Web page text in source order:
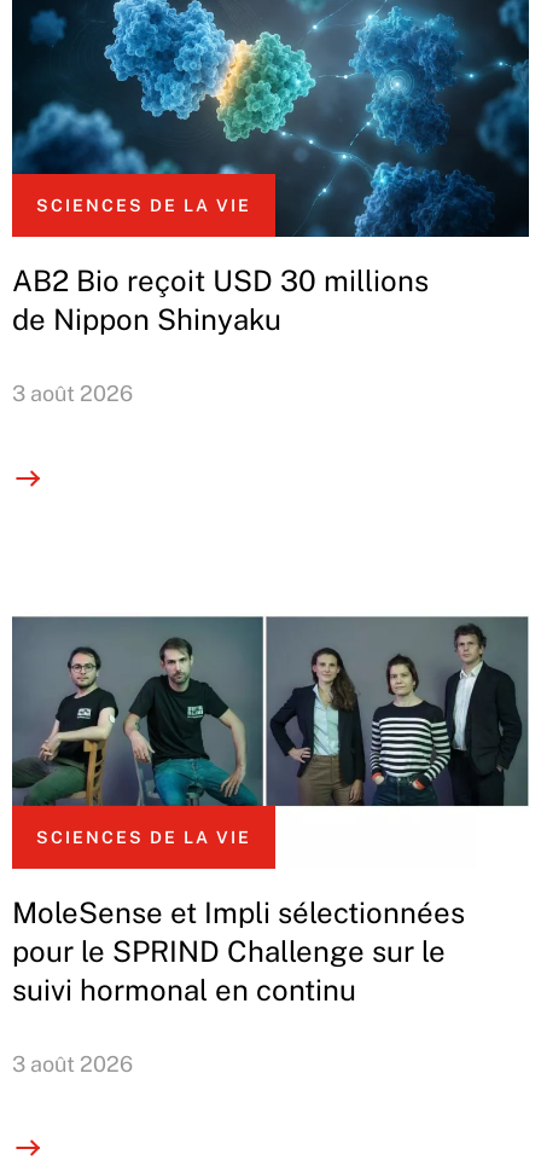
SCIENCES DE LA VIE
AB2 Bio reçoit USD 30 millions
de Nippon Shinyaku
3 août 2026
SCIENCES DE LA VIE
MoleSense et Impli sélectionnées
pour le SPRIND Challenge sur le
suivi hormonal en continu
3 août 2026